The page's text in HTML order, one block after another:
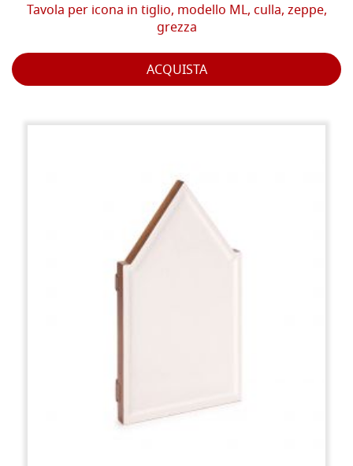
Tavola per icona in tiglio, modello ML, culla, zeppe,
grezza
ACQUISTA